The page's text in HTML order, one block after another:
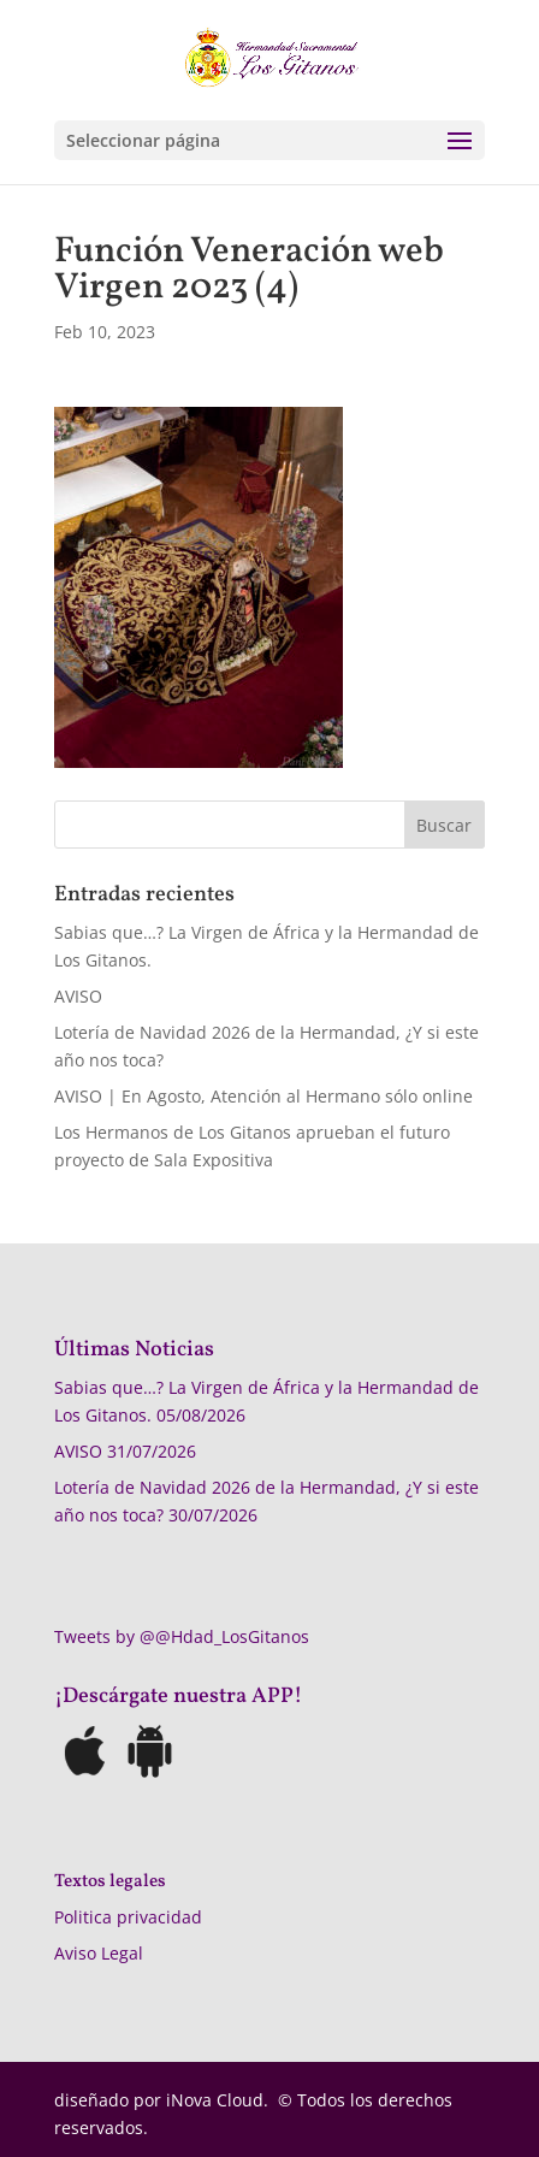
Seleccionar página
Función Veneración web
Virgen 2023 (4)
Feb 10, 2023
Entradas recientes
Sabias que…? La Virgen de África y la Hermandad de
Los Gitanos.
AVISO
Lotería de Navidad 2026 de la Hermandad, ¿Y si este
año nos toca?
AVISO | En Agosto, Atención al Hermano sólo online
Los Hermanos de Los Gitanos aprueban el futuro
proyecto de Sala Expositiva
Últimas Noticias
Sabias que…? La Virgen de África y la Hermandad de
Los Gitanos. 05/08/2026
AVISO 31/07/2026
Lotería de Navidad 2026 de la Hermandad, ¿Y si este
año nos toca? 30/07/2026
Tweets by @@Hdad_LosGitanos
¡Descárgate nuestra APP!
Textos legales
Politica privacidad
Aviso Legal
diseñado por iNova Cloud. © Todos los derechos
reservados.